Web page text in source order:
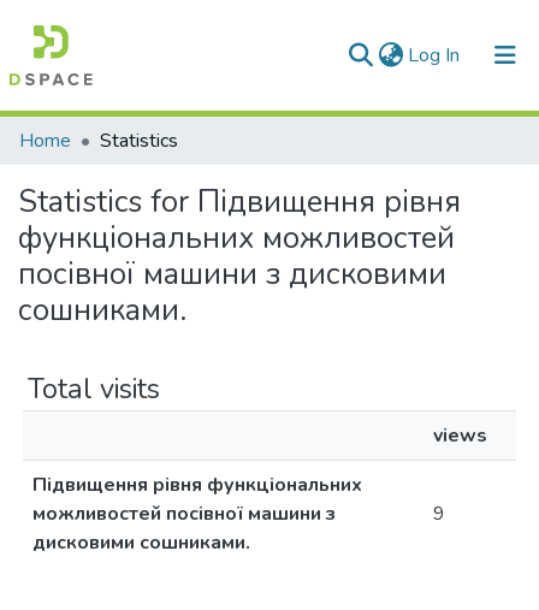
Log In (current)
Communities & Collections
All of DSpace
Home Statistics
Statistics for Підвищення рівня
функціональних можливостей
посівної машини з дисковими
сошниками.
Total visits
views
Підвищення рівня функціональних
можливостей посівної машини з
дисковими сошниками.
9